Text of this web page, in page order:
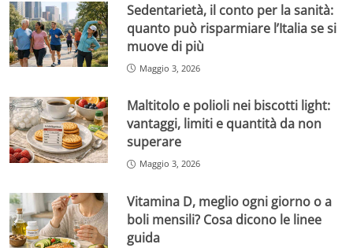
Sedentarietà, il conto per la sanità:
quanto può risparmiare l’Italia se si
muove di più
Maggio 3, 2026
Maltitolo e polioli nei biscotti light:
vantaggi, limiti e quantità da non
superare
Maggio 3, 2026
Vitamina D, meglio ogni giorno o a
boli mensili? Cosa dicono le linee
guida